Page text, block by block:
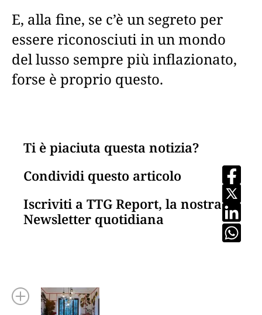
E, alla fine, se c’è un segreto per
essere riconosciuti in un mondo
del lusso sempre più inflazionato,
forse è proprio questo.
Ti è piaciuta questa notizia?
Condividi questo articolo
Iscriviti a TTG Report, la nostra
Newsletter quotidiana